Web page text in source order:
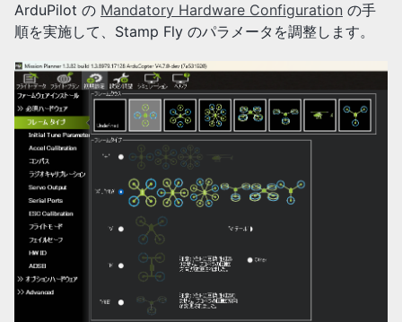
ArduPilot の Mandatory Hardware Configuration の手
順を実施して、Stamp Fly のパラメータを調整します。